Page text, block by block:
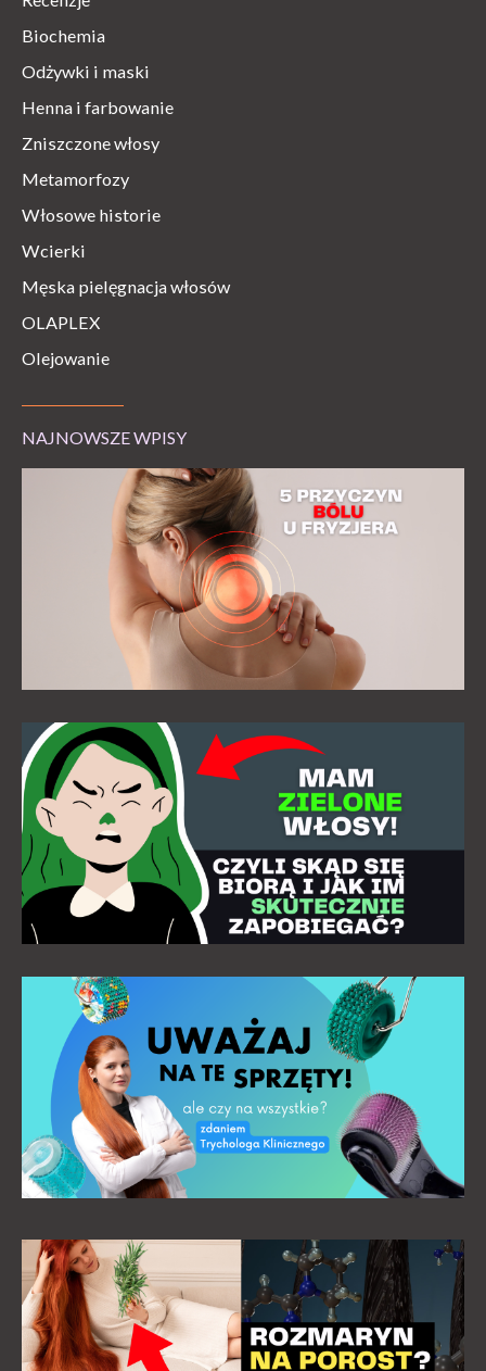
Biochemia
Odżywki i maski
Henna i farbowanie
Zniszczone włosy
Metamorfozy
Włosowe historie
Wcierki
Męska pielęgnacja włosów
OLAPLEX
Olejowanie
NAJNOWSZE WPISY